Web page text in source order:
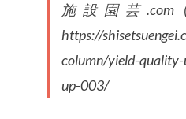
施設園芸.com
https://
column/yield-
up-003/